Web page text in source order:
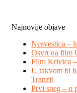
Najnovije objave
Nesvestica –
Osvrt na film
Film Krivica
U takvom bi
Tranzit
Prvi sneg – o